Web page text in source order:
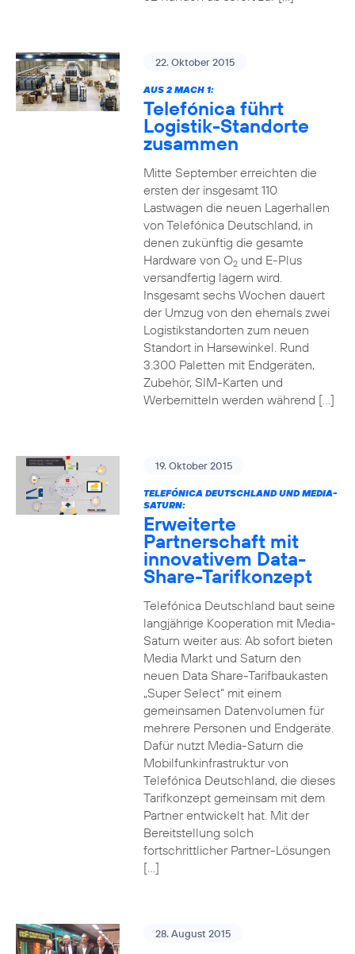
22. Oktober 2015
AUS 2 MACH 1:
Telefónica führt
Logistik-Standorte
zusammen
Mitte September erreichten die
ersten der insgesamt 110
Lastwagen die neuen Lagerhallen
von Telefónica Deutschland, in
denen zukünftig die gesamte
Hardware von O2und E-Plus
versandfertig lagern wird.
Insgesamt sechs Wochen dauert
der Umzug von den ehemals zwei
Logistikstandorten zum neuen
Standort in Harsewinkel. Rund
3.300 Paletten mit Endgeräten,
Zubehör, SIM-Karten und
Werbemitteln werden während […]
19. Oktober 2015
TELEFÓNICA DEUTSCHLAND UND MEDIA-
SATURN:
Erweiterte
Partnerschaft mit
innovativem Data-
Share-Tarifkonzept
Telefónica Deutschland baut seine
langjährige Kooperation mit Media-
Saturn weiter aus: Ab sofort bieten
Media Markt und Saturn den
neuen Data Share-Tarifbaukasten
„Super Select“ mit einem
gemeinsamen Datenvolumen für
mehrere Personen und Endgeräte.
Dafür nutzt Media-Saturn die
Mobilfunkinfrastruktur von
Telefónica Deutschland, die dieses
Tarifkonzept gemeinsam mit dem
Partner entwickelt hat. Mit der
Bereitstellung solch
fortschrittlicher Partner-Lösungen
[…]
28. August 2015